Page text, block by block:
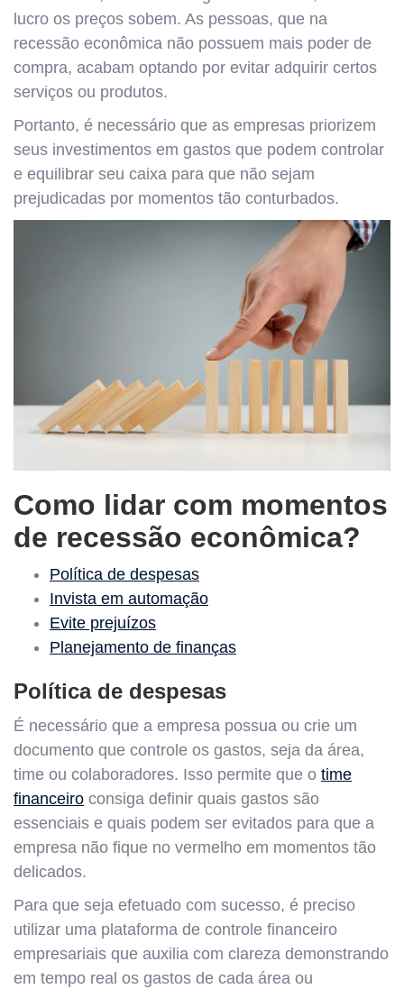
lucro os preços sobem. As pessoas, que na
recessão econômica não possuem mais poder de
compra, acabam optando por evitar adquirir certos
serviços ou produtos.
Portanto, é necessário que as empresas priorizem
seus investimentos em gastos que podem controlar
e equilibrar seu caixa para que não sejam
prejudicadas por momentos tão conturbados.
Como lidar com momentos
de recessão econômica?
Política de despesas
Invista em automação
Evite prejuízos
Planejamento de finanças
Política de despesas
É necessário que a empresa possua ou crie um
documento que controle os gastos, seja da área,
time ou colaboradores. Isso permite que o time
financeiro consiga definir quais gastos são
essenciais e quais podem ser evitados para que a
empresa não fique no vermelho em momentos tão
delicados.
Para que seja efetuado com sucesso, é preciso
utilizar uma plataforma de controle financeiro
empresariais que auxilia com clareza demonstrando
em tempo real os gastos de cada área ou